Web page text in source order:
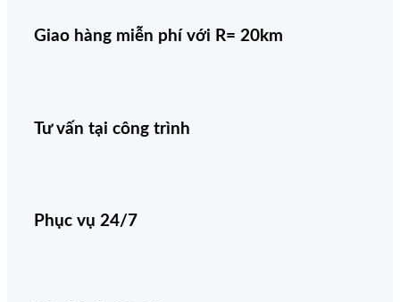
Giao hàng miễn phí với R= 20km
Tư vấn tại công trình
Phục vụ 24/7